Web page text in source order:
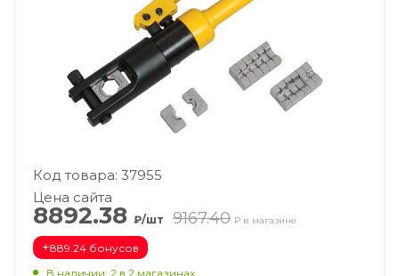
Код товара: 37955
Цена сайта
8892.38 ₽/шт 9167.40 ₽ в магазине
+889.24 бонусов
В наличии: 2 в 2 магазинах